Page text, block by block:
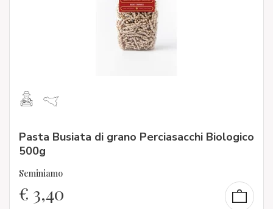
Pasta Busiata di grano Perciasacchi Biologico
500g
Seminiamo
€ 3,40